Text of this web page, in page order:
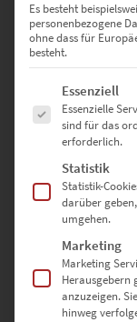
Hier findest Du
Es besteht
personenbezogene
ohne dass für
besteht.
Es folgt eine Liste
Essenziell
Essenzielle
sind für das
erforderlich.
Statistik
Statistik-
darüber
umgehen.
Marketing
Marketing
Herausgebern
anzuzeigen.
hinweg